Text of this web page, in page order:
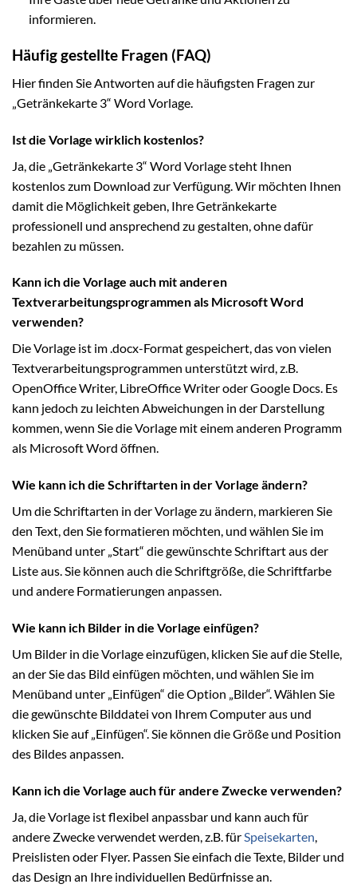
informieren.
Häufig gestellte Fragen (FAQ)
Hier finden Sie Antworten auf die häufigsten Fragen zur
„Getränkekarte 3“ Word Vorlage.
Ist die Vorlage wirklich kostenlos?
Ja, die „Getränkekarte 3“ Word Vorlage steht Ihnen
kostenlos zum Download zur Verfügung. Wir möchten Ihnen
damit die Möglichkeit geben, Ihre Getränkekarte
professionell und ansprechend zu gestalten, ohne dafür
bezahlen zu müssen.
Kann ich die Vorlage auch mit anderen
Textverarbeitungsprogrammen als Microsoft Word
verwenden?
Die Vorlage ist im .docx-Format gespeichert, das von vielen
Textverarbeitungsprogrammen unterstützt wird, z.B.
OpenOffice Writer, LibreOffice Writer oder Google Docs. Es
kann jedoch zu leichten Abweichungen in der Darstellung
kommen, wenn Sie die Vorlage mit einem anderen Programm
als Microsoft Word öffnen.
Wie kann ich die Schriftarten in der Vorlage ändern?
Um die Schriftarten in der Vorlage zu ändern, markieren Sie
den Text, den Sie formatieren möchten, und wählen Sie im
Menüband unter „Start“ die gewünschte Schriftart aus der
Liste aus. Sie können auch die Schriftgröße, die Schriftfarbe
und andere Formatierungen anpassen.
Wie kann ich Bilder in die Vorlage einfügen?
Um Bilder in die Vorlage einzufügen, klicken Sie auf die Stelle,
an der Sie das Bild einfügen möchten, und wählen Sie im
Menüband unter „Einfügen“ die Option „Bilder“. Wählen Sie
die gewünschte Bilddatei von Ihrem Computer aus und
klicken Sie auf „Einfügen“. Sie können die Größe und Position
des Bildes anpassen.
Kann ich die Vorlage auch für andere Zwecke verwenden?
Ja, die Vorlage ist flexibel anpassbar und kann auch für
andere Zwecke verwendet werden, z.B. fürSpeisekarten,
Preislisten oder Flyer. Passen Sie einfach die Texte, Bilder und
das Design an Ihre individuellen Bedürfnisse an.